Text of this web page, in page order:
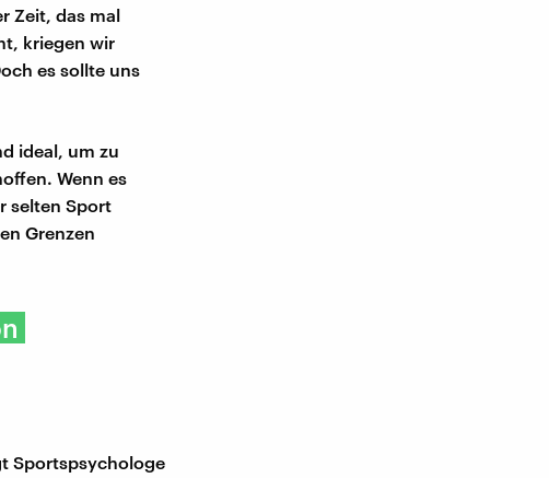
Zeit, das mal
kriegen wir
es sollte uns
ideal, um zu
Wenn es
selten Sport
Grenzen
Sportspsychologe